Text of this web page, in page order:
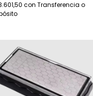
con Transferencia o